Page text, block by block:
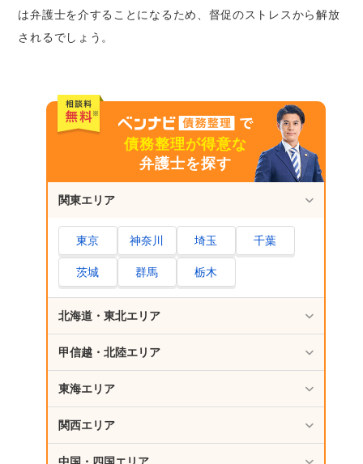
は弁護士を介することになるため、督促のストレスから解放
されるでしょう。
債務整理が得意な
弁護士を探す
関東エリア
東京 神奈川 埼玉 千葉
茨城 群馬 栃木
北海道・東北エリア
甲信越・北陸エリア
東海エリア
関西エリア